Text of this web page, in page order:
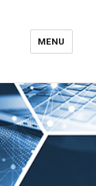
Hubert
MENU